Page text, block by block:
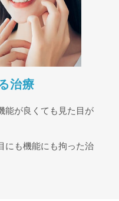
治療
能が良くても見た目が
にも機能にも拘った治